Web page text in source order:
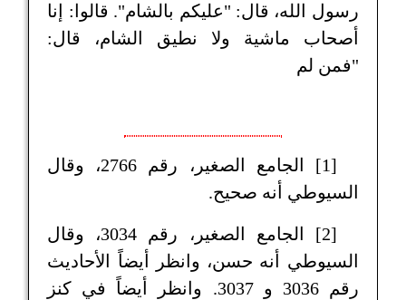
رسول الله، قال: "عليكم بالشام". قالوا: إنا
أصحاب ماشية ولا نطيق الشام، قال:
"فمن لم
[1] الجامع الصغير، رقم 2766، وقال
السيوطي أنه صحيح.
[2] الجامع الصغير، رقم 3034، وقال
السيوطي أنه حسن، وانظر أيضاً الأحاديث
رقم 3036 و 3037. وانظر أيضاً في كنز